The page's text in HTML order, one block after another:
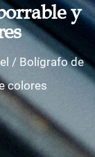
y
/ Bolígrafo de
colores